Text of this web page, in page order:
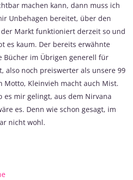
machen kann, dann muss ich
Unbehagen bereitet, über den
Markt funktioniert derzeit so und
es kaum. Der bereits erwähnte
Bücher im Übrigen generell für
also noch preiswerter als unsere 99
Motto, Kleinvieh macht auch Mist.
es mir gelingt, aus dem Nirvana
es. Denn wie schon gesagt, im
nicht wohl.